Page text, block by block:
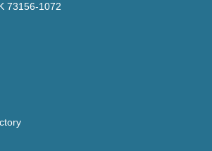
73156-1072